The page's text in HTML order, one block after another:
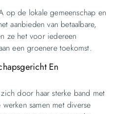
op de lokale gemeenschap en
aanbieden van betaalbare,
ze het voor iedereen
een groenere toekomst.
En
door haar sterke band met
samen met diverse